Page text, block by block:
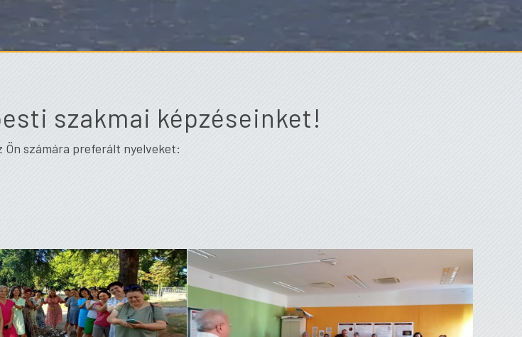
szakmai képzéseinket!
Ön számára preferált nyelveket: